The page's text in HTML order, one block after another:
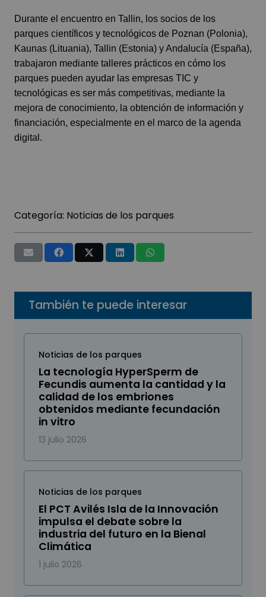
Durante el encuentro en Tallin, los socios de los
parques científicos y tecnológicos de Poznan (Polonia),
Kaunas (Lituania), Tallin (Estonia) y Andalucía (España),
trabajaron mediante talleres prácticos en cómo los
parques pueden ayudar las empresas TIC y
tecnológicas es ser más competitivas, mediante la
mejora de conocimiento, la obtención de información y
financiación, especialmente en el marco de la agenda
digital.
Categoría: Noticias de los parques
También te puede interesar
Noticias de los parques
La tecnología HyperSperm de
Fecundis aumenta la cantidad y la
calidad de los embriones
obtenidos mediante fecundación
in vitro
13 julio 2026
Noticias de los parques
El PCT Avilés Isla de la Innovación
impulsa el debate sobre la
industria del futuro en la Bienal
Climática
1 julio 2026